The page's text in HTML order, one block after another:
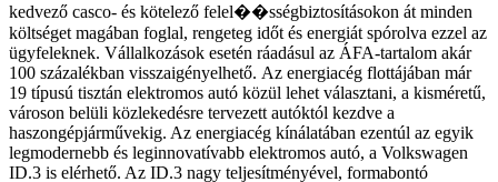
kedvező casco- és kötelező felel��sségbiztosításokon át minden
költséget magában foglal, rengeteg időt és energiát spórolva ezzel az
ügyfeleknek. Vállalkozások esetén ráadásul az ÁFA-tartalom akár
100 százalékban visszaigényelhető. Az energiacég flottájában már
19 típusú tisztán elektromos autó közül lehet választani, a kisméretű,
városon belüli közlekedésre tervezett autóktól kezdve a
haszongépjárművekig. Az energiacég kínálatában ezentúl az egyik
legmodernebb és leginnovatívabb elektromos autó, a Volkswagen
ID.3 is elérhető. Az ID.3 nagy teljesítményével, formabontó